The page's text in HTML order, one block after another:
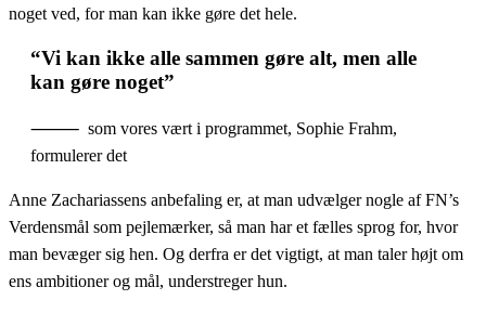
noget ved, for man kan ikke gøre det hele.
“Vi kan ikke alle sammen gøre alt, men alle
kan gøre noget”
⸻ som vores vært i programmet, Sophie Frahm,
formulerer det
Anne Zachariassens anbefaling er, at man udvælger nogle af FN’s
Verdensmål som pejlemærker, så man har et fælles sprog for, hvor
man bevæger sig hen. Og derfra er det vigtigt, at man taler højt om
ens ambitioner og mål, understreger hun.